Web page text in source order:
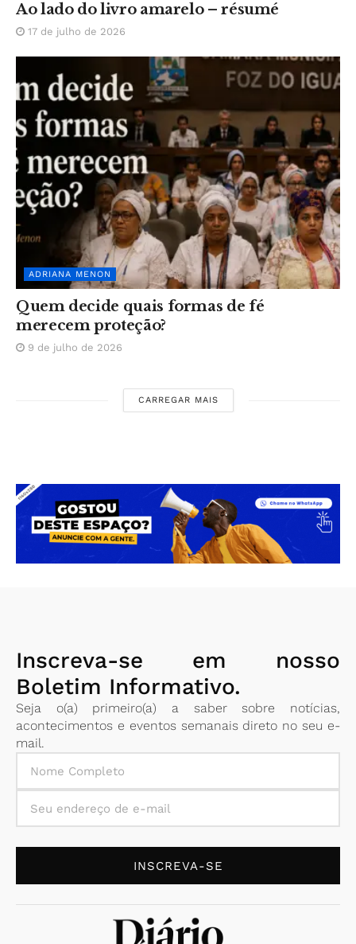
Ao lado do livro amarelo – résumé
17 de julho de 2026
ADRIANA MENON
Quem decide quais formas de fé
merecem proteção?
9 de julho de 2026
CARREGAR MAIS
Inscreva-se em nosso
Boletim Informativo.
Seja o(a) primeiro(a) a saber sobre notícias,
acontecimentos e eventos semanais direto no seu e-
mail.
INSCREVA-SE